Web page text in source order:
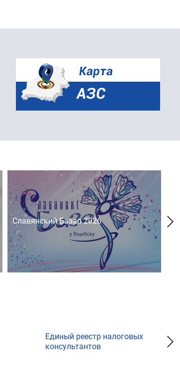
Славянский Базар 2026
Единый реестр налоговых
консультантов